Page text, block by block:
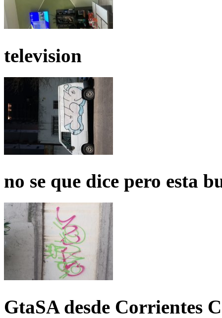
television
no se que dice pero esta
GtaSA desde Corrientes